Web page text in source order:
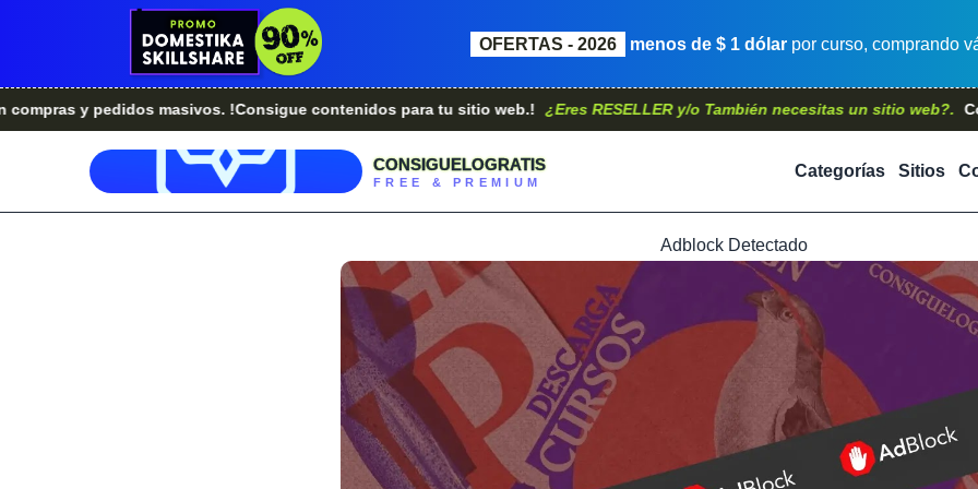
OFERTAS - 2026 menos de $ 1 dólar por curso, comprando
y pedidos masivos. !Consigue contenidos para tu sitio web.! ¿Eres RESELLER y/o También necesitas un sitio web?.
CONSIGUELOGRATIS
FREE & PREMIUM
Categorías Sitios
Adblock Detectado